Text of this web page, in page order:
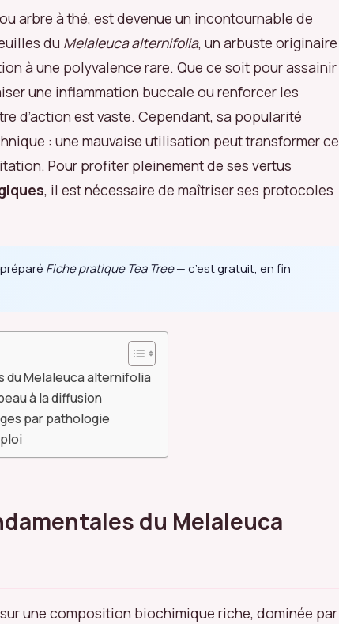
arbre à thé, est devenue un incontournable de
du Melaleuca alternifolia, un arbuste originaire
à une polyvalence rare. Que ce soit pour assainir
une inflammation buccale ou renforcer les
d’action est vaste. Cependant, sa popularité
: une mauvaise utilisation peut transformer ce
Pour profiter pleinement de ses vertus
, il est nécessaire de maîtriser ses protocoles
Fiche pratique Tea Tree— c’est gratuit, en fin
du Melaleuca alternifolia
à la diffusion
par pathologie
du Melaleuca
une composition biochimique riche, dominée par